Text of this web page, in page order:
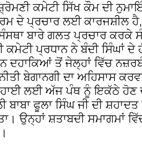
ਕਮੇਟੀ ਸਿੱਖ ਕੌਮ ਦੀ
ਦੇ ਪ੍ਰਚਾਰ ਲਈ ਕਾਰਜਸ਼ੀਲ
ਬਾਰੇ ਗਲਤ ਪ੍ਰਚਾਰ ਕਰਕੇ
ਕਮੇਟੀ ਪ੍ਰਧਾਨ ਨੇ ਬੰਦੀ ਸਿੰਘਾਂ
ਦਹਾਕਿਆਂ ਤੋਂ ਜੇਲ੍ਹਾਂ ਵਿੱਚ
ਬੇਗਾਨਗੀ ਦਾ ਅਹਿਸਾਸ
ਲਈ ਅੱਜ ਪੰਥ ਨੂੰ ਇਕੱਠੇ ਹੋਣ
ਬਾਬਾ ਫੂਲਾ ਸਿੰਘ ਜੀ ਦੀ
ਉਨ੍ਹਾਂ ਸ਼ਤਾਬਦੀ ਸਮਾਗਮਾਂ